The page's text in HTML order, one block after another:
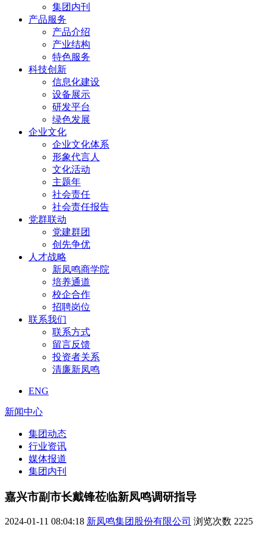
集团内刊
产品服务
产品介绍
产业结构
特色服务
科技创新
信息化建设
设备展示
研发平台
绿色发展
企业文化
企业文化体系
形象代言人
文化活动
主题年
社会责任
社会责任报告
党群联动
党建群团
创先争优
人才战略
新凤鸣商学院
培养通道
校企合作
招聘岗位
联系我们
联系方式
留言反馈
投资者关系
清廉新凤鸣
ENG
新闻中心
集团动态
行业资讯
媒体报道
集团内刊
嘉兴市副市长戴锋莅临新凤鸣调研指导
2024-01-11 08:04:18 新凤鸣集团股份有限公司 浏览次数 2225